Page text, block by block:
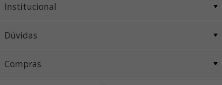
Institucional
Dúvidas
Compras